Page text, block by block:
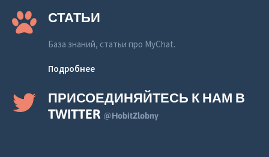
СТАТЬИ
База знаний, статьи про MyChat.
Подробнее
ПРИСОЕДИНЯЙТЕСЬ К НАМ В
TWITTER @HobitZlobny